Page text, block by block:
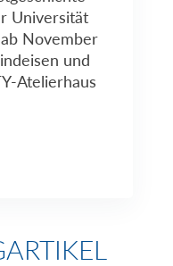
Universität
November
und
Atelierhaus